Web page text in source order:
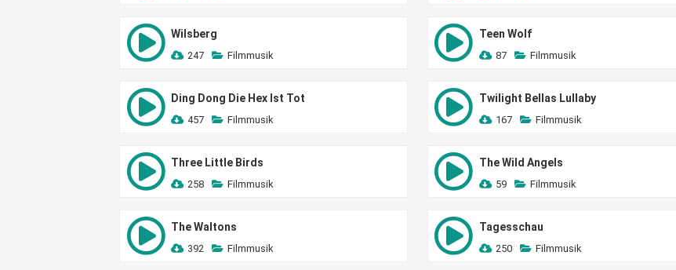
Wilsberg
247 Filmmusik
Teen Wolf
87 Filmmusik
Ding Dong Die Hex Ist Tot
457 Filmmusik
Twilight Bellas Lullaby
167 Filmmusik
Three Little Birds
258 Filmmusik
The Wild Angels
59 Filmmusik
The Waltons
392 Filmmusik
Tagesschau
250 Filmmusik